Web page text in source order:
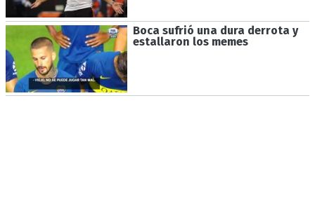
Boca sufrió una dura derrota y
estallaron los memes